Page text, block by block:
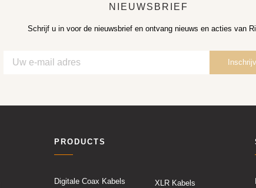
NIEUWSBRIEF
Schrijf u in voor de nieuwsbrief en ontvang nieuws en acties van
PRODUCTS
Digitale Coax Kabels XLR Kabels